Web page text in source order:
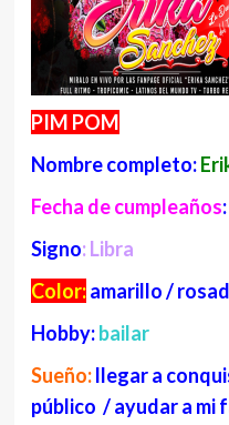
PIM POM
Nombre completo:
Fecha de cumpleaños
Signo: Libra
Color:amarillo /
Hobby:bailar
Sueño:llegar a
público / ayudar a mi